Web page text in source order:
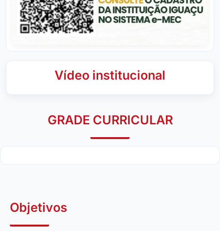
Vídeo institucional
GRADE CURRICULAR
Objetivos